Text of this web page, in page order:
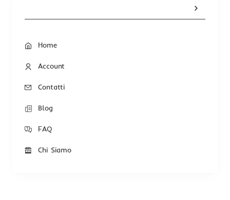
Home
Account
Contatti
Blog
FAQ
Chi Siamo